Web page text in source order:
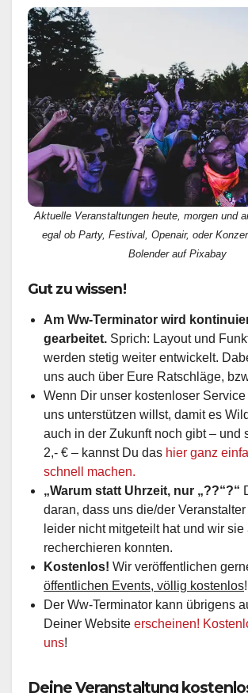
Aktuelle Veranstaltungen heute, morgen und
egal ob Party, Festival, Openair, oder
Bolender auf Pixabay
Gut zu wissen!
Am Ww-Terminator wird
gearbeitet. Sprich: Layout und
werden stetig weiter entwickelt.
uns auch über Eure Ratschläge,
Wenn Dir unser kostenloser
uns unterstützen willst, damit es
auch in der Zukunft noch gibt – und
2,- € – kannst Du das hier ganz
schnell machen.
„Warum statt Uhrzeit, nur „??“?“
daran, dass uns die/der
leider nicht mitgeteilt hat und wir
recherchieren konnten.
Kostenlos! Wir veröffentlichen
öffentlichen Events, völlig kostenlos!
Der Ww-Terminator kann übrigens
Deiner Website erscheinen!
uns!
Deine Veranstaltung